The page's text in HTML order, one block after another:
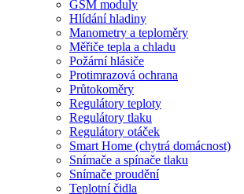
GSM moduly
Hlídání hladiny
Manometry a teploměry
Měřiče tepla a chladu
Požární hlásiče
Protimrazová ochrana
Průtokoměry
Regulátory teploty
Regulátory tlaku
Regulátory otáček
Smart Home (chytrá domácnost)
Snímače a spínače tlaku
Snímače proudění
Teplotní čidla